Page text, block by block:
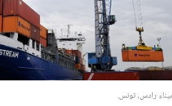
رادس، تونس.